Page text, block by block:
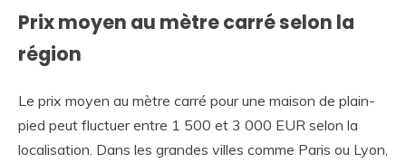
Prix moyen au mètre carré selon la
région
Le prix moyen au mètre carré pour une maison de plain-
pied peut fluctuer entre 1 500 et 3 000 EUR selon la
localisation. Dans les grandes villes comme Paris ou Lyon,